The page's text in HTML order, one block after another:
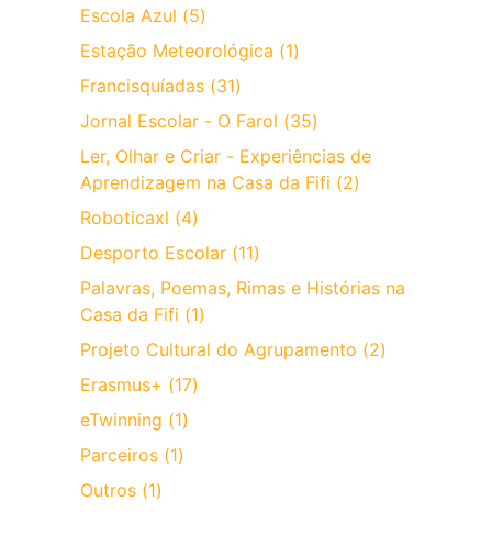
Escola Azul (5)
Estação Meteorológica (1)
Francisquíadas (31)
Jornal Escolar - O Farol (35)
Ler, Olhar e Criar - Experiências de
Aprendizagem na Casa da Fifi (2)
Roboticaxl (4)
Desporto Escolar (11)
Palavras, Poemas, Rimas e Histórias na
Casa da Fifi (1)
Projeto Cultural do Agrupamento (2)
Erasmus+ (17)
eTwinning (1)
Parceiros (1)
Outros (1)